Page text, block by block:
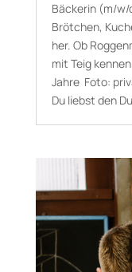
Bäckerin (m/
Brötchen,
her. Ob
mit Teig
Jahre Foto:
Du liebst den